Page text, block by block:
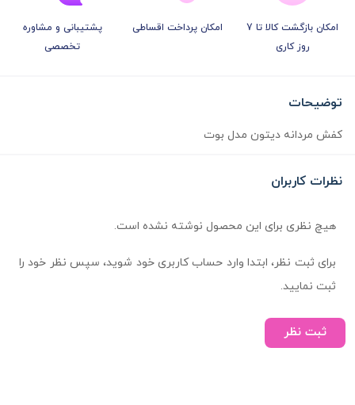
امکان بازگشت کالا تا 7
روز کاری
امکان پرداخت اقساطی
پشتیبانی و مشاوره
تخصصی
توضیحات
کفش مردانه دیتون مدل بوت
نظرات کاربران
هیچ نظری برای این محصول نوشته نشده است.
برای ثبت نظر، ابتدا وارد حساب کاربری خود شوید، سپس نظر خود را
ثبت نمایید.
ثبت نظر